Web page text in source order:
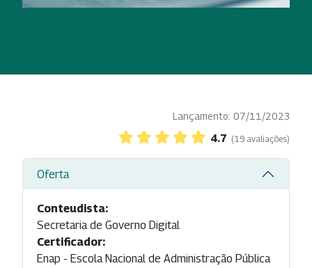
Lançamento: 07/11/2023
4.7 (19 avaliações)
Oferta
Conteudista:
Secretaria de Governo Digital
Certificador:
Enap - Escola Nacional de Administração Pública